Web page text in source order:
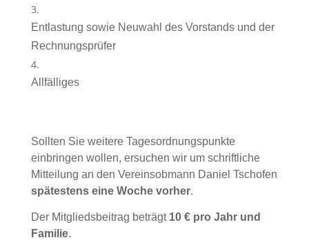
Entlastung sowie Neuwahl des Vorstands und der
Rechnungsprüfer
Allfälliges
Sollten Sie weitere Tagesordnungspunkte
einbringen wollen, ersuchen wir um schriftliche
Mitteilung an den Vereinsobmann Daniel Tschofen
spätestens eine Woche vorher.
Der Mitgliedsbeitrag beträgt 10 € pro Jahr und
Familie.